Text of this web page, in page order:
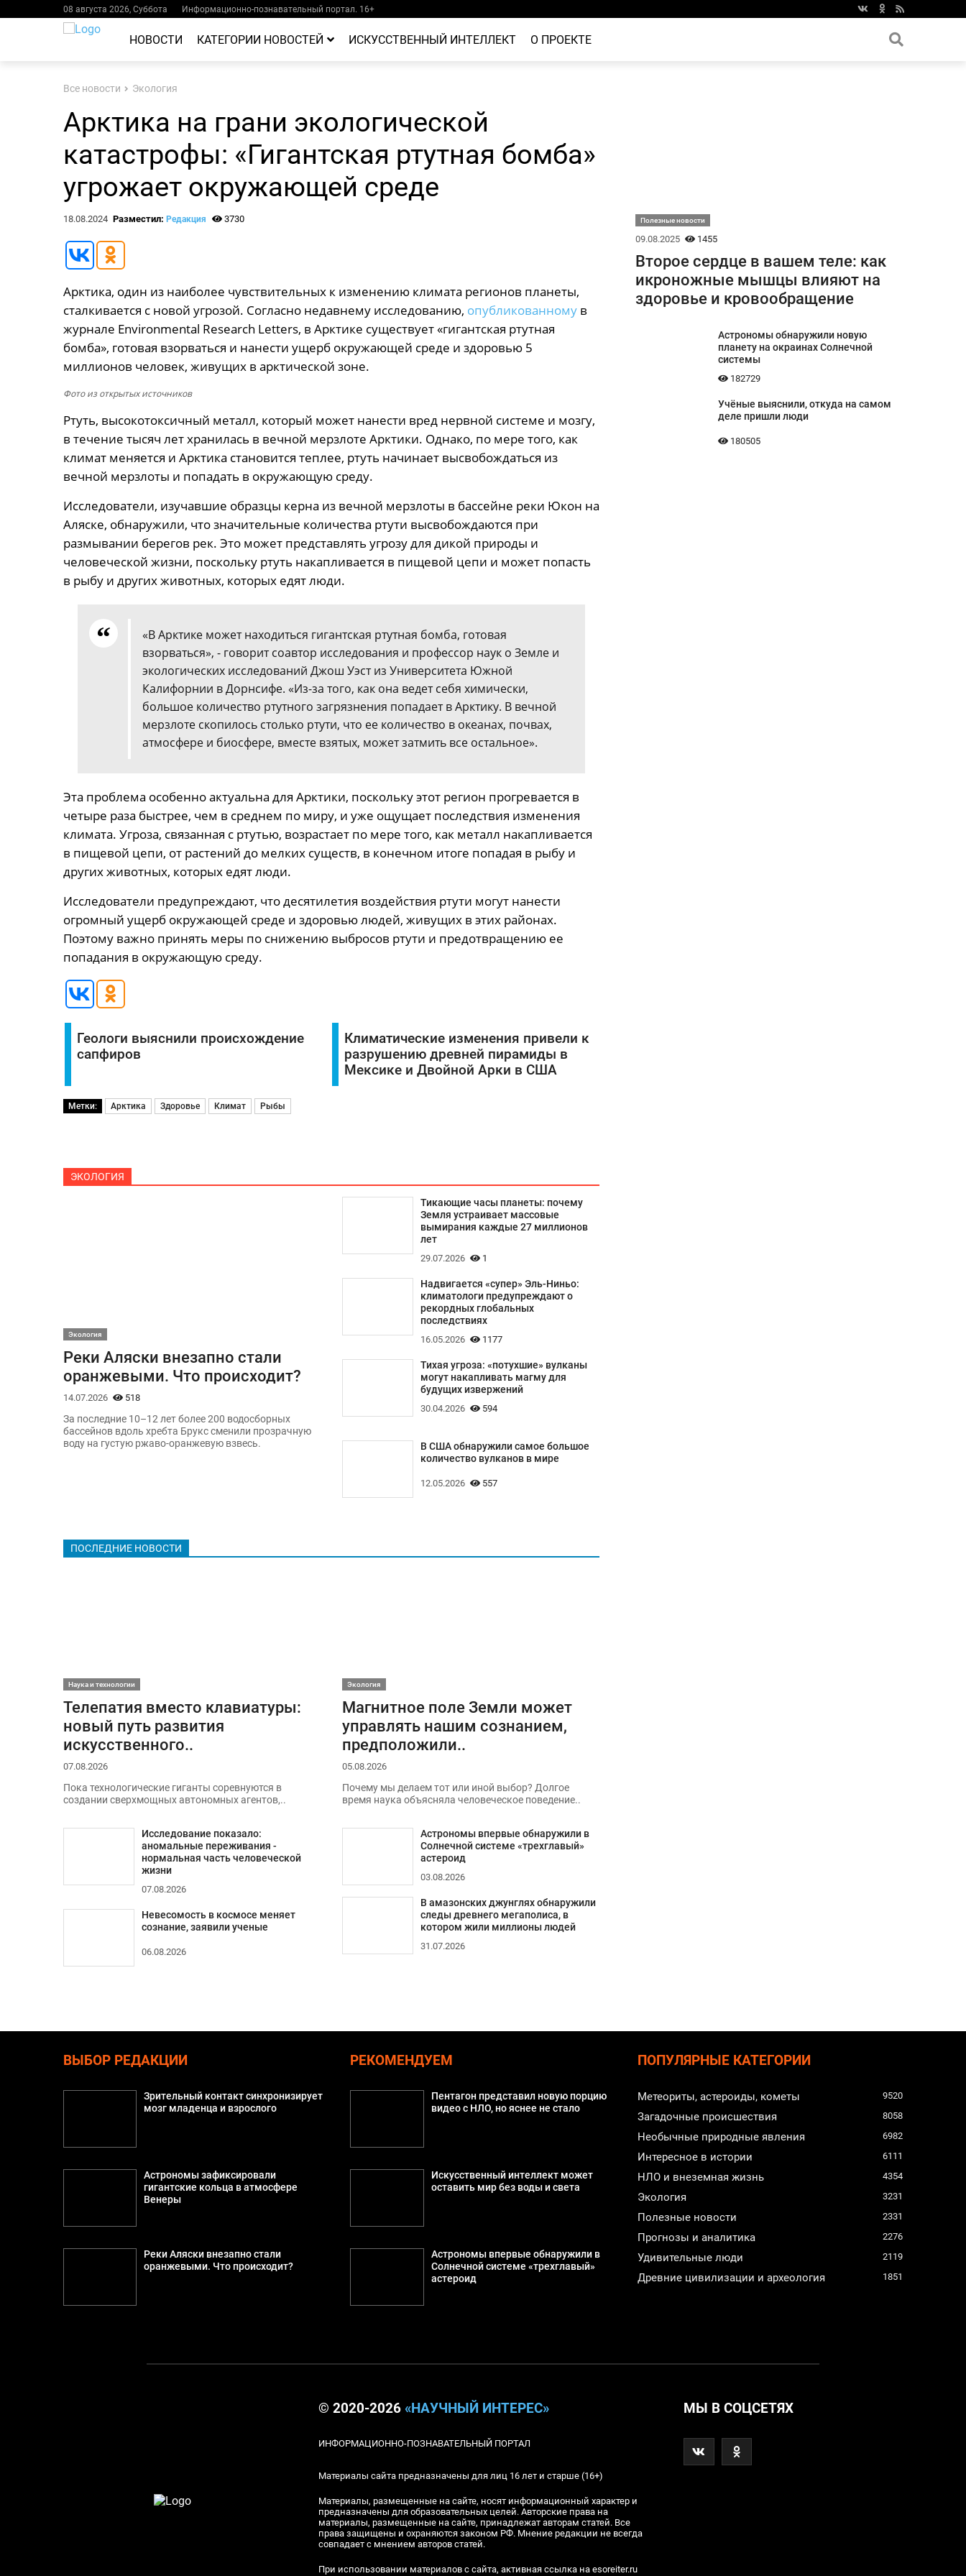
08 августа 2026, Суббота Информационно-познавательный портал. 16+
НОВОСТИ КАТЕГОРИИ НОВОСТЕЙ ИСКУССТВЕННЫЙ ИНТЕЛЛЕКТ О ПРОЕКТЕ
Все новости Экология
Арктика на грани экологической
катастрофы: «Гигантская ртутная бомба»
угрожает окружающей среде
18.08.2024 Разместил: Редакция 3730
Арктика, один из наиболее чувствительных к изменению климата регионов планеты,
сталкивается с новой угрозой. Согласно недавнему исследованию, опубликованномув
журнале Environmental Research Letters, в Арктике существует «гигантская ртутная
бомба», готовая взорваться и нанести ущерб окружающей среде и здоровью 5
миллионов человек, живущих в арктической зоне.
Фото из открытых источников
Ртуть, высокотоксичный металл, который может нанести вред нервной системе и мозгу,
в течение тысяч лет хранилась в вечной мерзлоте Арктики. Однако, по мере того, как
климат меняется и Арктика становится теплее, ртуть начинает высвобождаться из
вечной мерзлоты и попадать в окружающую среду.
Исследователи, изучавшие образцы керна из вечной мерзлоты в бассейне реки Юкон на
Аляске, обнаружили, что значительные количества ртути высвобождаются при
размывании берегов рек. Это может представлять угрозу для дикой природы и
человеческой жизни, поскольку ртуть накапливается в пищевой цепи и может попасть
в рыбу и других животных, которых едят люди.
«В Арктике может находиться гигантская ртутная бомба, готовая
взорваться», - говорит соавтор исследования и профессор наук о Земле и
экологических исследований Джош Уэст из Университета Южной
Калифорнии в Дорнсифе. «Из-за того, как она ведет себя химически,
большое количество ртутного загрязнения попадает в Арктику. В вечной
мерзлоте скопилось столько ртути, что ее количество в океанах, почвах,
атмосфере и биосфере, вместе взятых, может затмить все остальное».
Эта проблема особенно актуальна для Арктики, поскольку этот регион прогревается в
четыре раза быстрее, чем в среднем по миру, и уже ощущает последствия изменения
климата. Угроза, связанная с ртутью, возрастает по мере того, как металл накапливается
в пищевой цепи, от растений до мелких существ, в конечном итоге попадая в рыбу и
других животных, которых едят люди.
Исследователи предупреждают, что десятилетия воздействия ртути могут нанести
огромный ущерб окружающей среде и здоровью людей, живущих в этих районах.
Поэтому важно принять меры по снижению выбросов ртути и предотвращению ее
попадания в окружающую среду.
Геологи выяснили происхождение
сапфиров
Климатические изменения привели к
разрушению древней пирамиды в
Мексике и Двойной Арки в США
Метки: Арктика Здоровье Климат Рыбы
ЭКОЛОГИЯ
Экология
Реки Аляски внезапно стали
оранжевыми. Что происходит?
14.07.2026 518
За последние 10–12 лет более 200 водосборных
бассейнов вдоль хребта Брукс сменили прозрачную
воду на густую ржаво-оранжевую взвесь.
Тикающие часы планеты: почему
Земля устраивает массовые
вымирания каждые 27 миллионов
лет
29.07.2026 1
Надвигается «супер» Эль-Ниньо:
климатологи предупреждают о
рекордных глобальных
последствиях
16.05.2026 1177
Тихая угроза: «потухшие» вулканы
могут накапливать магму для
будущих извержений
30.04.2026 594
В США обнаружили самое большое
количество вулканов в мире
12.05.2026 557
ПОСЛЕДНИЕ НОВОСТИ
Наука и технологии
Телепатия вместо клавиатуры:
новый путь развития
искусственного..
07.08.2026
Пока технологические гиганты соревнуются в
создании сверхмощных автономных агентов,..
Исследование показало:
аномальные переживания -
нормальная часть человеческой
жизни
07.08.2026
Невесомость в космосе меняет
сознание, заявили ученые
06.08.2026
Экология
Магнитное поле Земли может
управлять нашим сознанием,
предположили..
05.08.2026
Почему мы делаем тот или иной выбор? Долгое
время наука объясняла человеческое поведение..
Астрономы впервые обнаружили в
Солнечной системе «трехглавый»
астероид
03.08.2026
В амазонских джунглях обнаружили
следы древнего мегаполиса, в
котором жили миллионы людей
31.07.2026
Полезные новости
09.08.2025 1455
Второе сердце в вашем теле: как
икроножные мышцы влияют на
здоровье и кровообращение
Астрономы обнаружили новую
планету на окраинах Солнечной
системы
182729
Учёные выяснили, откуда на самом
деле пришли люди
180505
ВЫБОР РЕДАКЦИИ
Зрительный контакт синхронизирует
мозг младенца и взрослого
Астрономы зафиксировали
гигантские кольца в атмосфере
Венеры
Реки Аляски внезапно стали
оранжевыми. Что происходит?
РЕКОМЕНДУЕМ
Пентагон представил новую порцию
видео с НЛО, но яснее не стало
Искусственный интеллект может
оставить мир без воды и света
Астрономы впервые обнаружили в
Солнечной системе «трехглавый»
астероид
ПОПУЛЯРНЫЕ КАТЕГОРИИ
Метеориты, астероиды, кометы 9520
Загадочные происшествия 8058
Необычные природные явления 6982
Интересное в истории 6111
НЛО и внеземная жизнь 4354
Экология 3231
Полезные новости 2331
Прогнозы и аналитика 2276
Удивительные люди 2119
Древние цивилизации и археология 1851
© 2020-2026 «НАУЧНЫЙ ИНТЕРЕС»
ИНФОРМАЦИОННО-ПОЗНАВАТЕЛЬНЫЙ ПОРТАЛ
Материалы сайта предназначены для лиц 16 лет и старше (16+)
Материалы, размещенные на сайте, носят информационный характер и
предназначены для образовательных целей. Авторские права на
материалы, размещенные на сайте, принадлежат авторам статей. Все
права защищены и охраняются законом РФ. Мнение редакции не всегда
совпадает с мнением авторов статей.
При использовании материалов с сайта, активная ссылка на esoreiter.ru
МЫ В СОЦСЕТЯХ